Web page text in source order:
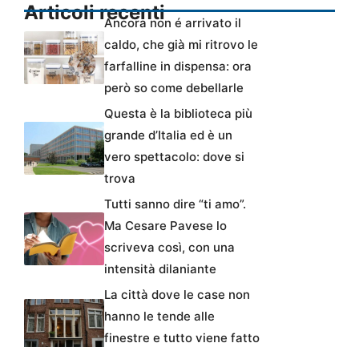
Articoli recentiAncora non é arrivato il
caldo, che già mi ritrovo le
farfalline in dispensa: ora
però so come debellarle
Questa è la biblioteca più
grande d’Italia ed è un
vero spettacolo: dove si
trova
Tutti sanno dire “ti amo”.
Ma Cesare Pavese lo
scriveva così, con una
intensità dilaniante
La città dove le case non
hanno le tende alle
finestre e tutto viene fatto